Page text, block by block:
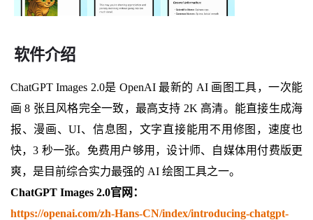
软件介绍
ChatGPT Images 2.0是 OpenAI 最新的 AI 画图工具，一次能
画 8 张且风格完全一致，最高支持 2K 高清。能直接生成海
报、漫画、UI、信息图，文字直接能用不用修图，速度也
快，3 秒一张。免费用户够用，设计师、自媒体用付费版更
爽，是目前综合实力最强的 AI 绘图工具之一。
ChatGPT Images 2.0官网：
https://openai.com/zh-Hans-CN/index/introducing-chatgpt-